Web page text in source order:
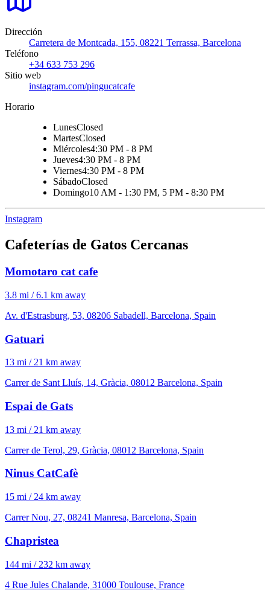
Dirección
Carretera de Montcada, 155, 08221 Terrassa, Barcelona
Teléfono
+34 633 753 296
Sitio web
instagram.com/pingucatcafe
Horario
LunesClosed
MartesClosed
Miércoles4:30 PM - 8 PM
Jueves4:30 PM - 8 PM
Viernes4:30 PM - 8 PM
SábadoClosed
Domingo10 AM - 1:30 PM, 5 PM - 8:30 PM
Instagram
Cafeterías de Gatos Cercanas
Momotaro cat cafe
3.8 mi / 6.1 km away
Av. d'Estrasburg, 53, 08206 Sabadell, Barcelona, Spain
Gatuari
13 mi / 21 km away
Carrer de Sant Lluís, 14, Gràcia, 08012 Barcelona, Spain
Espai de Gats
13 mi / 21 km away
Carrer de Terol, 29, Gràcia, 08012 Barcelona, Spain
Ninus CatCafè
15 mi / 24 km away
Carrer Nou, 27, 08241 Manresa, Barcelona, Spain
Chapristea
144 mi / 232 km away
4 Rue Jules Chalande, 31000 Toulouse, France